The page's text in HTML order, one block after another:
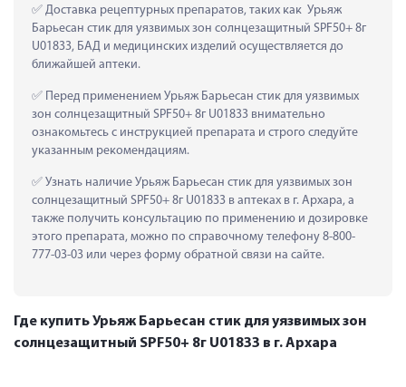
Доставка рецептурных препаратов, таких как  Урьяж
Барьесан стик для уязвимых зон солнцезащитный SPF50+ 8г
U01833, БАД и медицинских изделий осуществляется до
ближайшей аптеки.
Перед применением Урьяж Барьесан стик для уязвимых
зон солнцезащитный SPF50+ 8г U01833 внимательно
ознакомьтесь с инструкцией препарата и строго следуйте
указанным рекомендациям.
Узнать наличие Урьяж Барьесан стик для уязвимых зон
солнцезащитный SPF50+ 8г U01833 в аптеках в г. Архара, а
также получить консультацию по применению и дозировке
этого препарата, можно по справочному телефону 8-800-
777-03-03 или через форму обратной связи на сайте.
Где купить Урьяж Барьесан стик для уязвимых зон
солнцезащитный SPF50+ 8г U01833 в г. Архара